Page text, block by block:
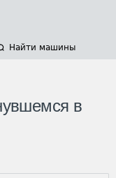
Найти машины
в